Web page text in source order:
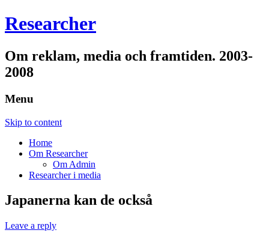
Researcher
Om reklam, media och framtiden. 2003-
2008
Menu
Skip to content
Home
Om Researcher
Om Admin
Researcher i media
Japanerna kan de också
Leave a reply